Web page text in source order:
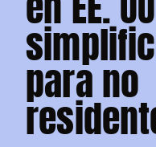
para no